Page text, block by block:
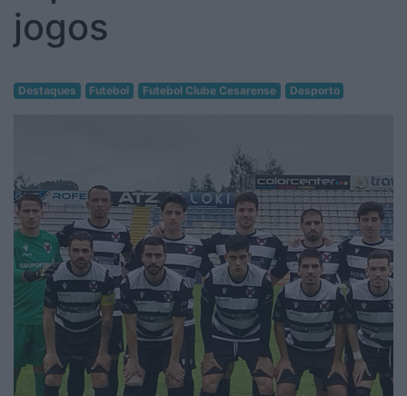
jogos
Destaques Futebol Futebol Clube Cesarense Desporto